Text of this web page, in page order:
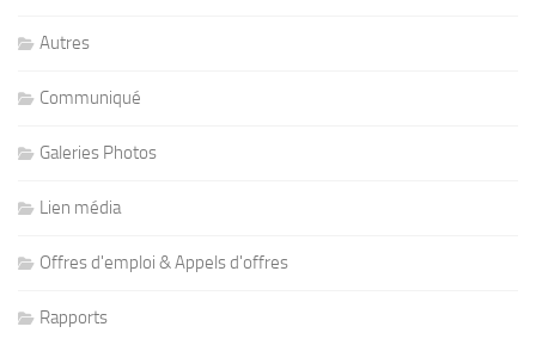
Autres
Communiqué
Galeries Photos
Lien média
Offres d'emploi & Appels d'offres
Rapports